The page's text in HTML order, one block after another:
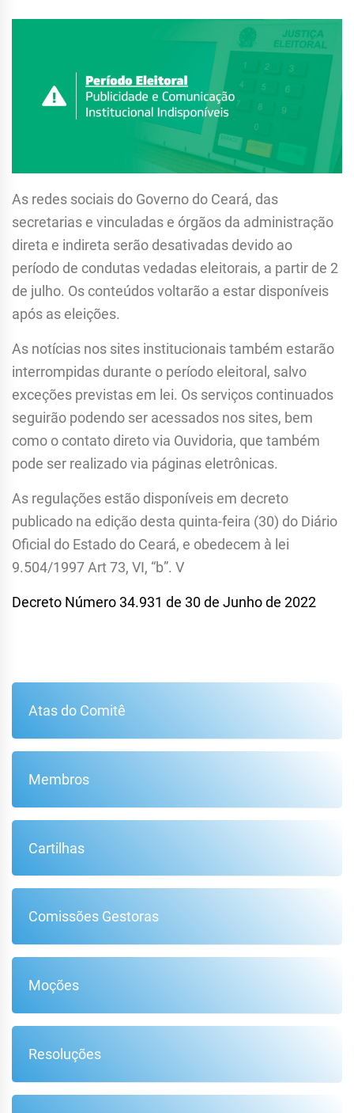
METROPOLITANA DE
FORTALEZA
As redes sociais do Governo do Ceará, das
secretarias e vinculadas e órgãos da administração
direta e indireta serão desativadas devido ao
período de condutas vedadas eleitorais, a partir de 2
de julho. Os conteúdos voltarão a estar disponíveis
após as eleições.
As notícias nos sites institucionais também estarão
interrompidas durante o período eleitoral, salvo
exceções previstas em lei. Os serviços continuados
seguirão podendo ser acessados nos sites, bem
como o contato direto via Ouvidoria, que também
pode ser realizado via páginas eletrônicas.
As regulações estão disponíveis em decreto
publicado na edição desta quinta-feira (30) do Diário
Oficial do Estado do Ceará, e obedecem à lei
9.504/1997 Art 73, VI, “b”. V
Decreto Número 34.931 de 30 de Junho de 2022
Atas do Comitê
Membros
Cartilhas
Comissões Gestoras
Moções
Resoluções